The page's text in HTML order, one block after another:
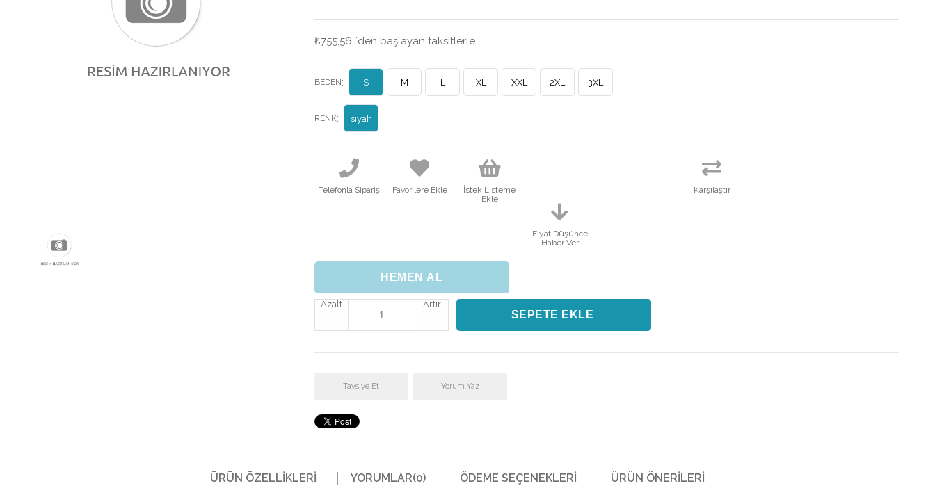
₺755,56 `den başlayan taksitlerle
BEDEN: S M L XL XXL 2XL 3XL
RENK: siyah
Telefonla Sipariş Favorilere Ekle
İstek Listeme
Ekle
Karşılaştır
Fiyat Düşünce
Haber Ver
Artır
Azalt
Tavsiye Et Yorum Yaz
ÜRÜN ÖZELLIKLERI YORUMLAR(0) ÖDEME SEÇENEKLERI ÜRÜN ÖNERILERI